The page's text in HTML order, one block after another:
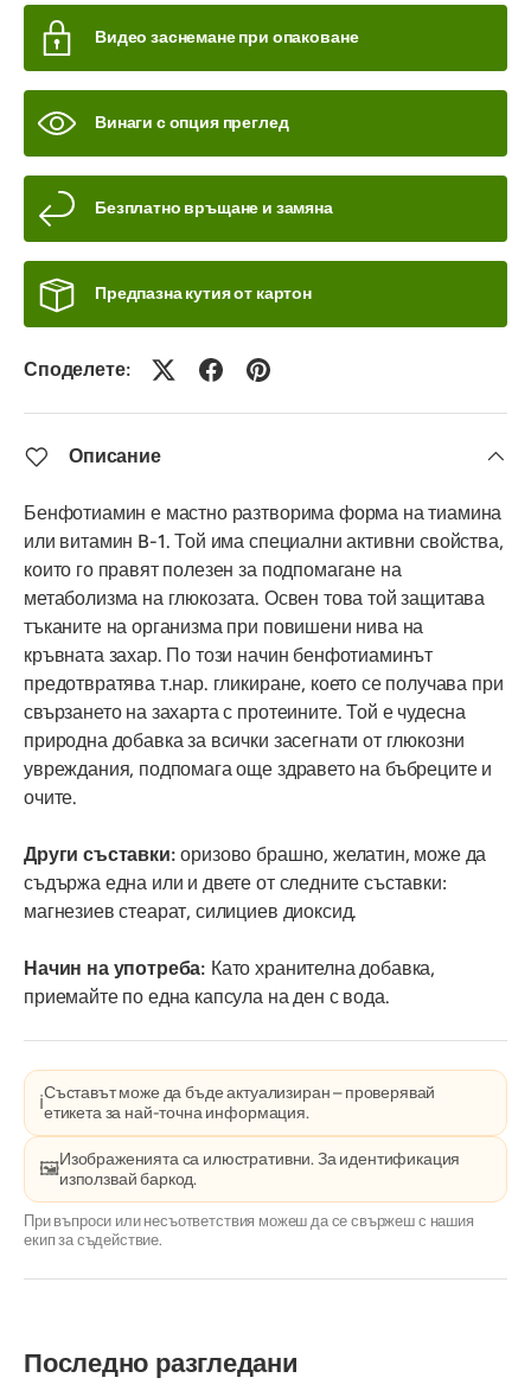
Видео заснемане при опаковане
Винаги с опция преглед
Безплатно връщане и замяна
Предпазна кутия от картон
Споделете:
Описание
Бенфотиамин е мастно разтворима форма на тиамина
или витамин B-1. Той има специални активни свойства,
които го правят полезен за подпомагане на
метаболизма на глюкозата. Освен това той защитава
тъканите на организма при повишени нива на
кръвната захар. По този начин бенфотиаминът
предотвратява т.нар. гликиране, което се получава при
свързането на захарта с протеините. Той е чудесна
природна добавка за всички засегнати от глюкозни
увреждания, подпомага още здравето на бъбреците и
очите.
Други съставки: оризово брашно, желатин, може да
съдържа една или и двете от следните съставки:
магнезиев стеарат, силициев диоксид.
Начин на употреба: Като хранителна добавка,
приемайте по една капсула на ден с вода.
ℹ️Съставът може да бъде актуализиран – проверявай
етикета за най-точна информация.
🖼️Изображенията са илюстративни. За идентификация
използвай баркод.
При въпроси или несъответствия можеш да се свържеш с нашия
екип за съдействие.
Последно разгледани